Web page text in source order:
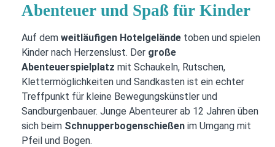
Abenteuer und Spaß für Kinder
Auf dem weitläufigen Hotelgelände toben und spielen
Kinder nach Herzenslust. Der große
Abenteuerspielplatz mit Schaukeln, Rutschen,
Klettermöglichkeiten und Sandkasten ist ein echter
Treffpunkt für kleine Bewegungskünstler und
Sandburgenbauer. Junge Abenteurer ab 12 Jahren üben
sich beim Schnupperbogenschießen im Umgang mit
Pfeil und Bogen.